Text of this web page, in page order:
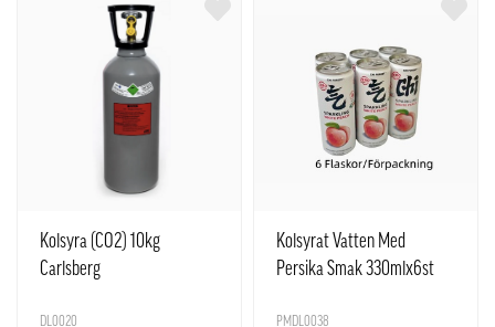
Kolsyra (CO2) 10kg
Carlsberg
DL0020
Kolsyrat Vatten Med
Persika Smak 330mlx6st
PMDL0038